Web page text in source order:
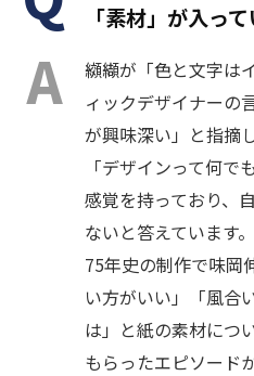
「素材」が入っ
纐纈が「色と文字は
ィックデザイナーの
が興味深い」と指摘
「デザインって何で
感覚を持っており、
ないと答えています
75年史の制作で味岡
い方がいい」「風合
は」と紙の素材につ
もらったエピソード